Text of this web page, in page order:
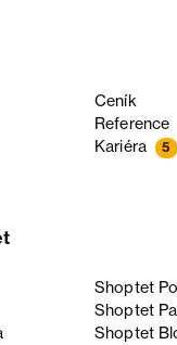
Ceník
Reference
Kariéra 5
Shoptet
Shoptet
Shoptet